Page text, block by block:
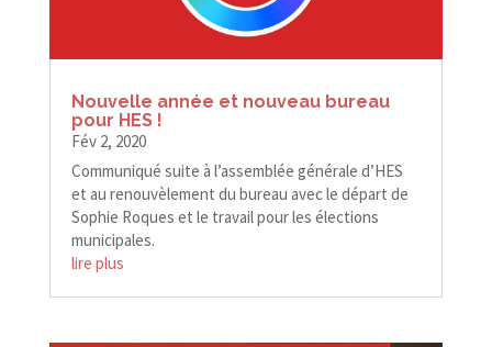
Nouvelle année et nouveau bureau
pour HES !
Fév 2, 2020
Communiqué suite à l’assemblée générale d’HES
et au renouvèlement du bureau avec le départ de
Sophie Roques et le travail pour les élections
municipales.
lire plus